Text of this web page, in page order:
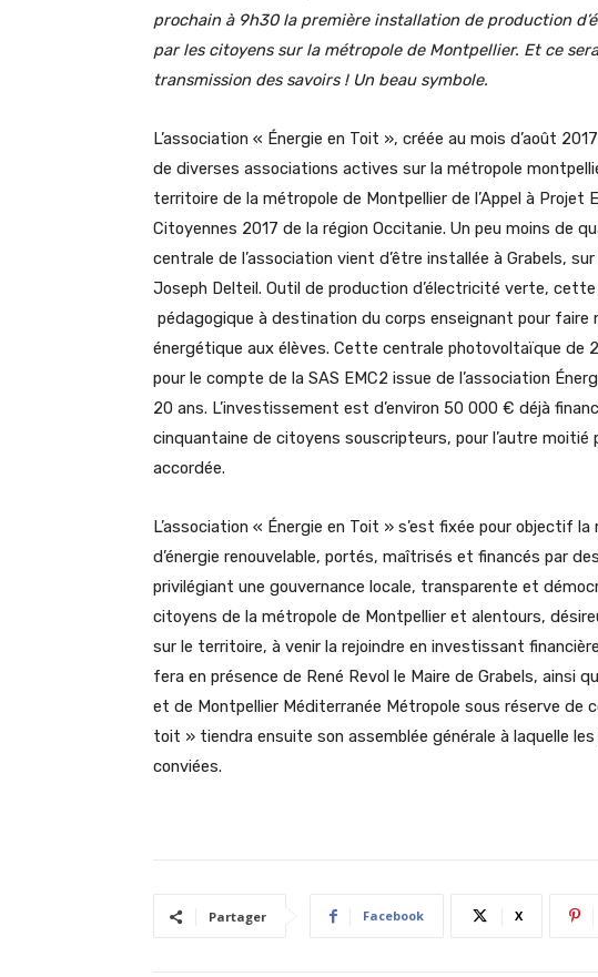
prochain à 9h30 la première installation de production
par les citoyens sur la métropole de Montpellier. Et ce
transmission des savoirs ! Un beau symbole.
L’association « Énergie en Toit », créée au mois d’août
de diverses associations actives sur la métropole
territoire de la métropole de Montpellier de l’Appel à Projet
Citoyennes 2017 de la région Occitanie. Un peu moins de
centrale de l’association vient d’être installée à Grabels,
Joseph Delteil. Outil de production d’électricité verte,
pédagogique à destination du corps enseignant pour
énergétique aux élèves. Cette centrale photovoltaïque de
pour le compte de la SAS EMC2 issue de l’association
20 ans. L’investissement est d’environ 50 000 € déjà
cinquantaine de citoyens souscripteurs, pour l’autre moitié
accordée.
L’association « Énergie en Toit » s’est fixée pour objectif
d’énergie renouvelable, portés, maîtrisés et financés par
privilégiant une gouvernance locale, transparente et
citoyens de la métropole de Montpellier et alentours,
sur le territoire, à venir la rejoindre en investissant
fera en présence de René Revol le Maire de Grabels, ainsi
et de Montpellier Méditerranée Métropole sous réserve de
toit » tiendra ensuite son assemblée générale à laquelle
conviées.
Partager Facebook X